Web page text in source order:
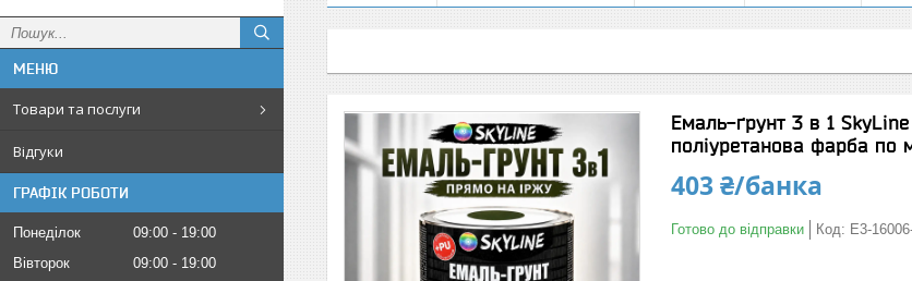
Товари та послуги
Відгуки
ГРАФІК РОБОТИ
Понеділок 09:00
19:00
Вівторок
09:00
19:00
Емаль-ґрунт 3 в 1
поліуретанова фарба по
403 ₴/банка
Готово до відправки Код: E3-